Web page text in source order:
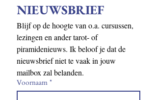
NIEUWSBRIEF
Blijf op de hoogte van o.a. cursussen,
lezingen en ander tarot- of
piramidenieuws. Ik beloof je dat de
nieuwsbrief niet te vaak in jouw
mailbox zal belanden.
Voornaam *